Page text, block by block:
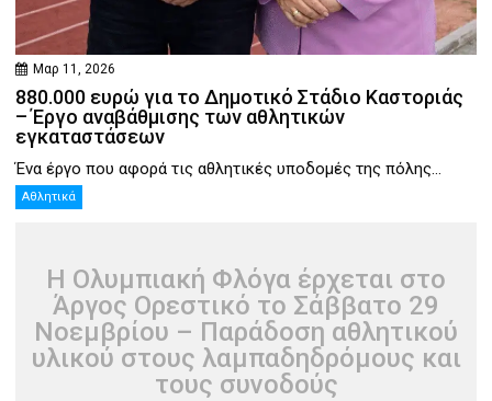
Μαρ 11, 2026
880.000 ευρώ για το Δημοτικό Στάδιο Καστοριάς
– Έργο αναβάθμισης των αθλητικών
εγκαταστάσεων
Ένα έργο που αφορά τις αθλητικές υποδομές της πόλης...
Αθλητικά
Η Ολυμπιακή Φλόγα έρχεται στο
Άργος Ορεστικό το Σάββατο 29
Νοεμβρίου – Παράδοση αθλητικού
υλικού στους λαμπαδηδρόμους και
τους συνοδούς